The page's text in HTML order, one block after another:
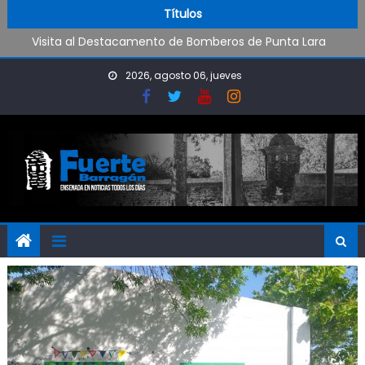
Títulos
Estaciones de bombeo funcionan a pleno por las lluvias
Visita al Destacamento de Bomberos de Punta Lara
Oxbow Argentina brindó talleres de empleabilidad a
estudiantes de escuelas técnicas de Ensenada y Berisso
2026, agosto 06, jueves